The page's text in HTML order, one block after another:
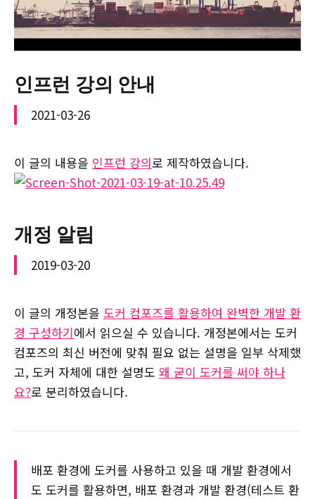
인프런 강의 안내
2021-03-26
이 글의 내용을 인프런 강의로 제작하였습니다.
개정 알림
2019-03-20
이 글의 개정본을 도커 컴포즈를 활용하여 완벽한 개발 환
경 구성하기에서 읽으실 수 있습니다. 개정본에서는 도커
컴포즈의 최신 버전에 맞춰 필요 없는 설명을 일부 삭제했
고, 도커 자체에 대한 설명도 왜 굳이 도커를 써야 하나
요?로 분리하였습니다.
배포 환경에 도커를 사용하고 있을 때 개발 환경에서
도 도커를 활용하면, 배포 환경과 개발 환경(테스트 환